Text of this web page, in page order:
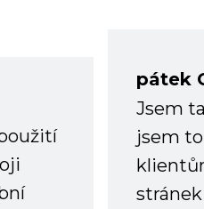
pátek
Jsem
jsem